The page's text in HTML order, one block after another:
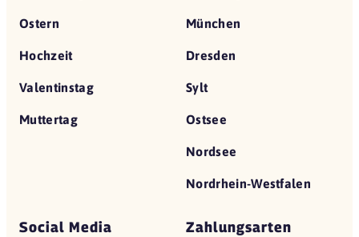
Ostern
Hochzeit
Valentinstag
Muttertag
München
Dresden
Sylt
Ostsee
Nordsee
Nordrhein-Westfalen
Social Media Zahlungsarten